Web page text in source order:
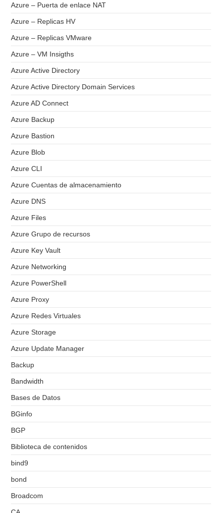
Azure – Puerta de enlace NAT
Azure – Replicas HV
Azure – Replicas VMware
Azure – VM Insigths
Azure Active Directory
Azure Active Directory Domain Services
Azure AD Connect
Azure Backup
Azure Bastion
Azure Blob
Azure CLI
Azure Cuentas de almacenamiento
Azure DNS
Azure Files
Azure Grupo de recursos
Azure Key Vault
Azure Networking
Azure PowerShell
Azure Proxy
Azure Redes Virtuales
Azure Storage
Azure Update Manager
Backup
Bandwidth
Bases de Datos
BGinfo
BGP
Biblioteca de contenidos
bind9
bond
Broadcom